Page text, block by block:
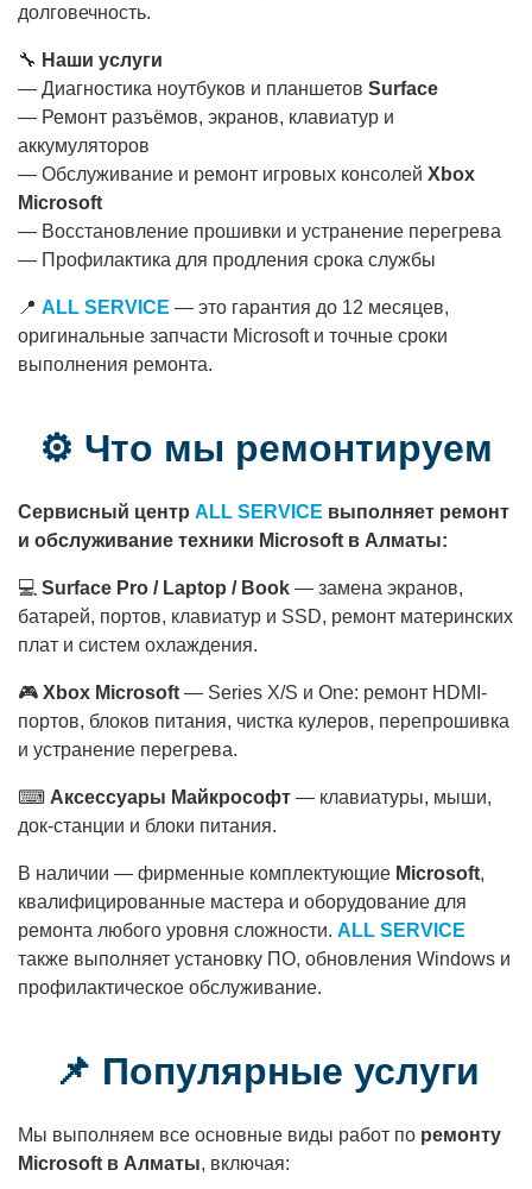
долговечность.
🔧 Наши услуги
— Диагностика ноутбуков и планшетов Surface
— Ремонт разъёмов, экранов, клавиатур и
аккумуляторов
— Обслуживание и ремонт игровых консолей Xbox
Microsoft
— Восстановление прошивки и устранение перегрева
— Профилактика для продления срока службы
📍 ALL SERVICE — это гарантия до 12 месяцев,
оригинальные запчасти Microsoft и точные сроки
выполнения ремонта.
⚙ Что мы ремонтируем
Сервисный центр ALL SERVICE выполняет ремонт
и обслуживание техники Microsoft в Алматы:
💻 Surface Pro / Laptop / Book — замена экранов,
батарей, портов, клавиатур и SSD, ремонт материнских
плат и систем охлаждения.
🎮 Xbox Microsoft — Series X/S и One: ремонт HDMI-
портов, блоков питания, чистка кулеров, перепрошивка
и устранение перегрева.
⌨ Аксессуары Майкрософт — клавиатуры, мыши,
док-станции и блоки питания.
В наличии — фирменные комплектующие Microsoft,
квалифицированные мастера и оборудование для
ремонта любого уровня сложности. ALL SERVICE
также выполняет установку ПО, обновления Windows и
профилактическое обслуживание.
📌 Популярные услуги
Мы выполняем все основные виды работ по ремонту
Microsoft в Алматы, включая: